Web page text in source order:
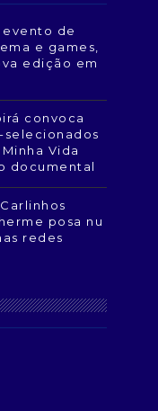
evento de
e games,
edição em
convoca
Vida
documental
posa nu
redes